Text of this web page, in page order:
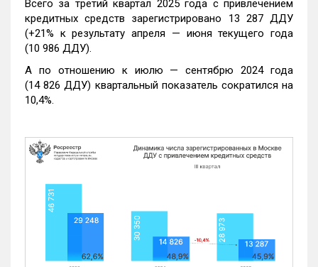
Всего за третий квартал 2025 года с привлечением
кредитных средств зарегистрировано 13 287 ДДУ
(+21% к результату апреля — июня текущего года
(10 986 ДДУ).
А по отношению к июлю — сентябрю 2024 года
(14 826 ДДУ) квартальный показатель сократился на
10,4%.